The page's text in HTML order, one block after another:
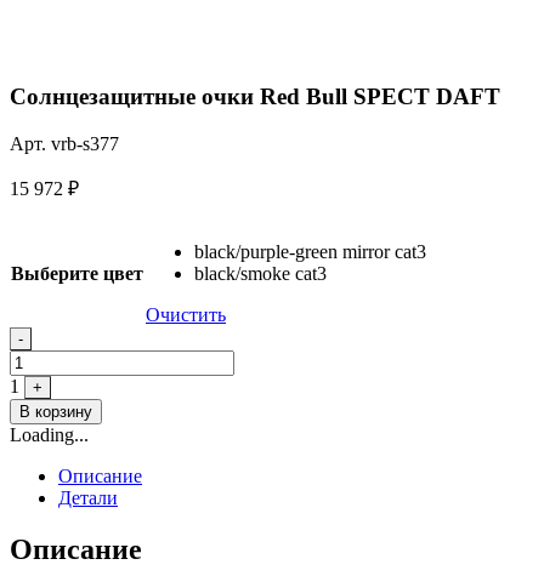
Солнцезащитные очки Red Bull SPECT DAFT
Арт. vrb-s377
15 972 ₽
Выберите цвет
black/purple-green mirror cat3
black/smoke cat3
Очистить
Quantity
-
1
+
В корзину
Loading...
Описание
Детали
Описание